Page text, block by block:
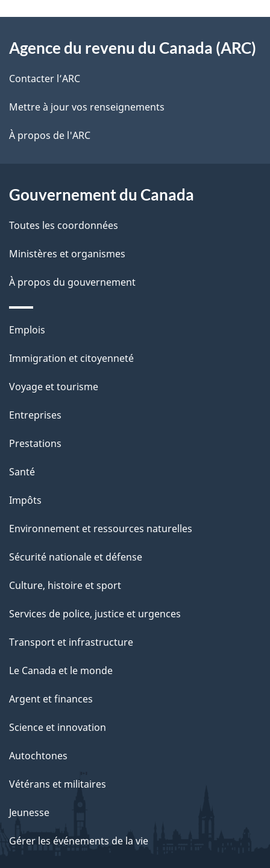
l
s
l
a
a
g
e
o
t
r
e
é
t
a
t
i
n
s
u
r
c
t
t
a
e
propos
de
ce
site
Agence du revenu du Canada (ARC)
Contacter l’ARC
Mettre à jour vos renseignements
À propos de l'ARC
Gouvernement du Canada
Toutes les coordonnées
Ministères et organismes
À propos du gouvernement
Thèmes
sujets
Emplois
Immigration et citoyenneté
Voyage et tourisme
Entreprises
Prestations
Santé
Impôts
Environnement et ressources naturelles
Sécurité nationale et défense
Culture, histoire et sport
Services de police, justice et urgences
Transport et infrastructure
Le Canada et le monde
Argent et finances
Science et innovation
Autochtones
Vétérans et militaires
Jeunesse
Gérer les événements de la vie